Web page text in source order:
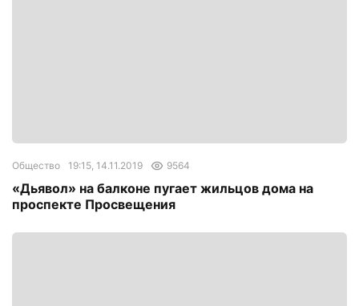
Общество 19:15, 14.11.2019 9564
«Дьявол» на балконе пугает жильцов дома на
проспекте Просвещения